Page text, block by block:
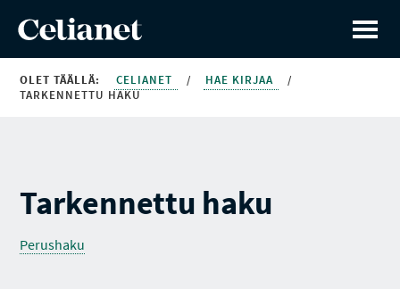
OLET TÄÄLLÄ: CELIANET / HAE KIRJAA
/
TARKENNETTU HAKU
Tarkennettu haku
Perushaku